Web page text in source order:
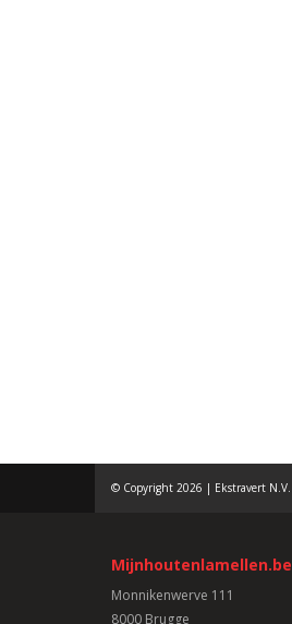
© Copyright 2026 | Ekstravert N.V.
Mijnhoutenlamellen.be
Monnikenwerve 111
8000 Brugge